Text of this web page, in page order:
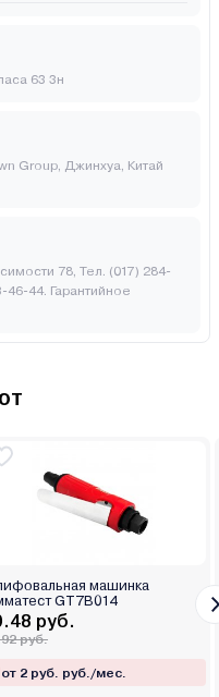
63 3н
Group, Джинхуа, Китай
78, Тел. (017) 284-
44. Гарантийное
машинка
GT7B014
руб.
руб.
от 2 руб. руб./мес.